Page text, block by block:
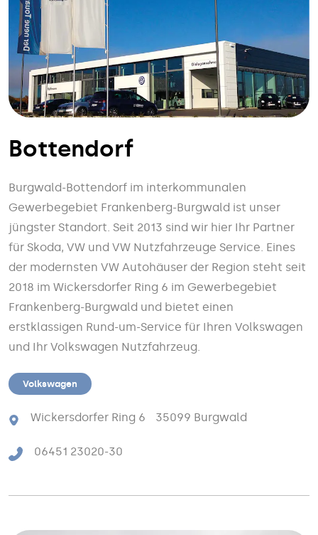
Bottendorf
Burgwald-Bottendorf im interkommunalen
Gewerbegebiet Frankenberg-Burgwald ist unser
jüngster Standort. Seit 2013 sind wir hier Ihr Partner
für Skoda, VW und VW Nutzfahrzeuge Service. Eines
der modernsten VW Autohäuser der Region steht seit
2018 im Wickersdorfer Ring 6 im Gewerbegebiet
Frankenberg-Burgwald und bietet einen
erstklassigen Rund-um-Service für Ihren Volkswagen
und Ihr Volkswagen Nutzfahrzeug.
Volkswagen
Wickersdorfer Ring 6 35099 Burgwald
06451 23020-30